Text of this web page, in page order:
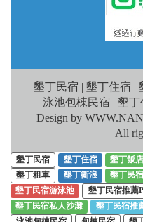
墾丁民宿 | 墾丁住宿 |
| 泳池包棟民宿 | 墾
Design by
All
墾丁民宿 墾丁住宿 墾丁飯店
墾丁租車
墾丁衝浪 墾丁民
墾丁民宿游泳池
墾丁民宿推薦
墾丁民宿私人沙灘
墾丁民宿推